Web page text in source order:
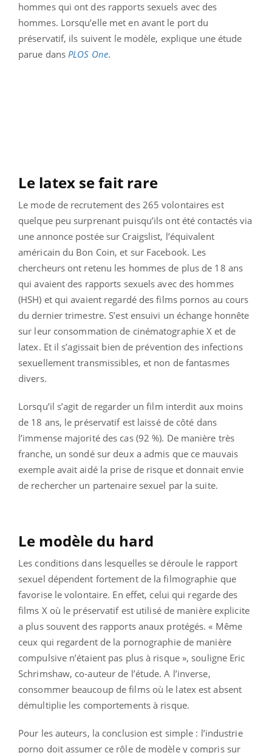
hommes qui ont des rapports sexuels avec des
hommes. Lorsqu’elle met en avant le port du
préservatif, ils suivent le modèle, explique une étude
parue dansPLOS One.
Le latex se fait rare
Le mode de recrutement des 265 volontaires est
quelque peu surprenant puisqu’ils ont été contactés via
une annonce postée sur Craigslist, l’équivalent
américain du Bon Coin, et sur Facebook. Les
chercheurs ont retenu les hommes de plus de 18 ans
qui avaient des rapports sexuels avec des hommes
(HSH) et qui avaient regardé des films pornos au cours
du dernier trimestre. S’est ensuivi un échange honnête
sur leur consommation de cinématographie X et de
latex. Et il s’agissait bien de prévention des infections
sexuellement transmissibles, et non de fantasmes
divers.
Lorsqu’il s’agit de regarder un film interdit aux moins
de 18 ans, le préservatif est laissé de côté dans
l’immense majorité des cas (92 %). De manière très
franche, un sondé sur deux a admis que ce mauvais
exemple avait aidé la prise de risque et donnait envie
de rechercher un partenaire sexuel par la suite.
Le modèle du hard
Les conditions dans lesquelles se déroule le rapport
sexuel dépendent fortement de la filmographie que
favorise le volontaire. En effet, celui qui regarde des
films X où le préservatif est utilisé de manière explicite
a plus souvent des rapports anaux protégés. « Même
ceux qui regardent de la pornographie de manière
compulsive n’étaient pas plus à risque », souligne Eric
Schrimshaw, co-auteur de l’étude. A l’inverse,
consommer beaucoup de films où le latex est absent
démultiplie les comportements à risque.
Pour les auteurs, la conclusion est simple : l’industrie
porno doit assumer ce rôle de modèle y compris sur